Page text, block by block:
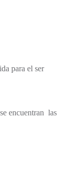
para el ser
encuentran las